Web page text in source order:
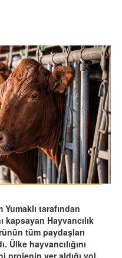
Yumaklı tarafından
kapsayan Hayvancılık
tüm paydaşları
Ülke hayvancılığını